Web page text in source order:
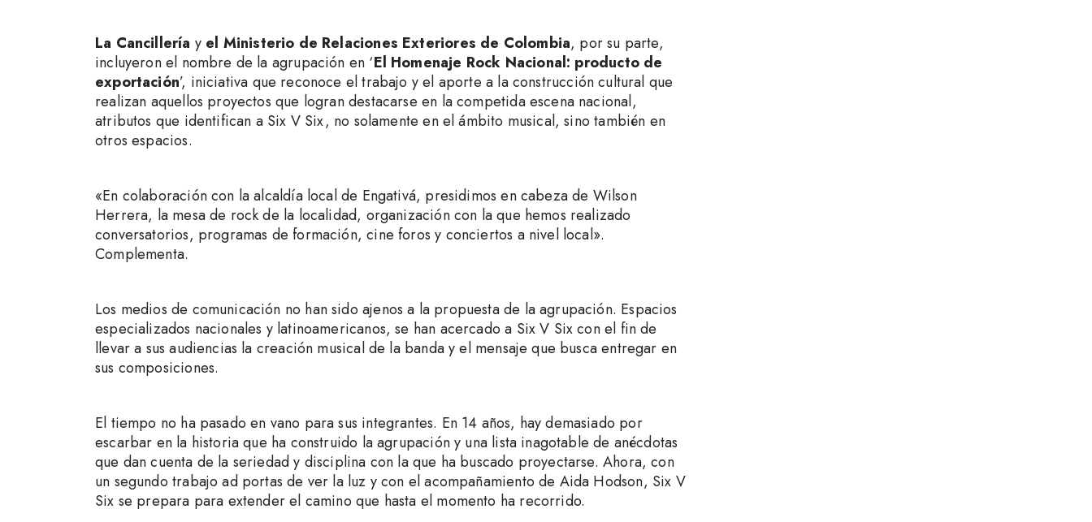
La Cancillería y el Ministerio de Relaciones Exteriores de Colombia, por su parte,
incluyeron el nombre de la agrupación en ‘El Homenaje Rock Nacional: producto de
exportación’, iniciativa que reconoce el trabajo y el aporte a la construcción cultural que
realizan aquellos proyectos que logran destacarse en la competida escena nacional,
atributos que identifican a Six V Six, no solamente en el ámbito musical, sino también en
otros espacios.
«En colaboración con la alcaldía local de Engativá, presidimos en cabeza de Wilson
Herrera, la mesa de rock de la localidad, organización con la que hemos realizado
conversatorios, programas de formación, cine foros y conciertos a nivel local».
Complementa.
Los medios de comunicación no han sido ajenos a la propuesta de la agrupación. Espacios
especializados nacionales y latinoamericanos, se han acercado a Six V Six con el fin de
llevar a sus audiencias la creación musical de la banda y el mensaje que busca entregar en
sus composiciones.
El tiempo no ha pasado en vano para sus integrantes. En 14 años, hay demasiado por
escarbar en la historia que ha construido la agrupación y una lista inagotable de anécdotas
que dan cuenta de la seriedad y disciplina con la que ha buscado proyectarse. Ahora, con
un segundo trabajo ad portas de ver la luz y con el acompañamiento de Aida Hodson, Six V
Six se prepara para extender el camino que hasta el momento ha recorrido.